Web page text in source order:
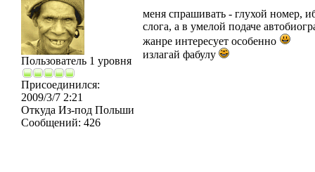
Пользователь 1 уровня
Присоединился:
2009/3/7 2:21
Откуда Из-под Польши
Сообщений: 426
меня спрашивать - глухой номер,
слога, а в умелой подаче
жанре интересует особенно
излагай фабулу